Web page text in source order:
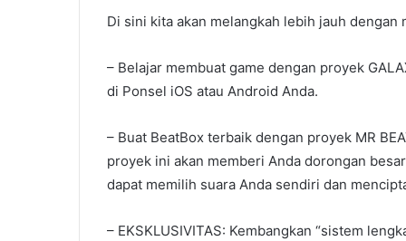
Di sini kita akan melangkah lebih jauh
– Belajar membuat game dengan proyek
di Ponsel iOS atau Android Anda.
– Buat BeatBox terbaik dengan proyek MR
proyek ini akan memberi Anda dorongan
dapat memilih suara Anda sendiri dan
– EKSKLUSIVITAS: Kembangkan “sistem